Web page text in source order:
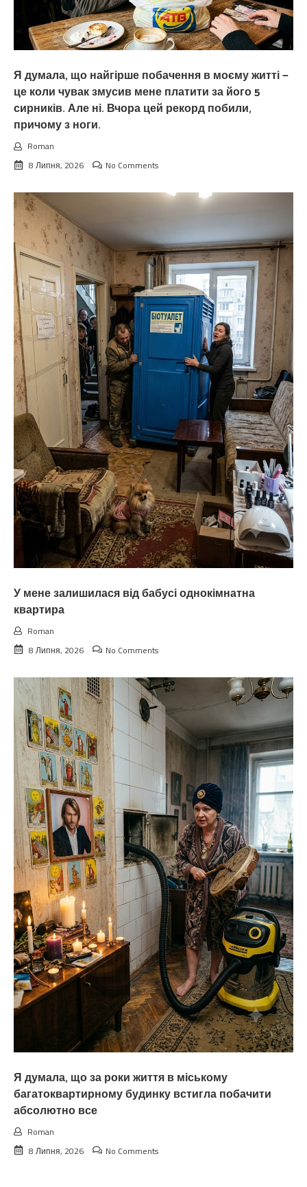
Я думала, що найгірше побачення в моєму житті —
це коли чувак змусив мене платити за його 5
сирників. Але ні. Вчора цей рекорд побили,
причому з ноги.
Roman
8 Липня, 2026
No Comments
У мене залишилася від бабусі однокімнатна
квартира
Roman
8 Липня, 2026
No Comments
Я думала, що за роки життя в міському
багатоквартирному будинку встигла побачити
абсолютно все
Roman
8 Липня, 2026
No Comments